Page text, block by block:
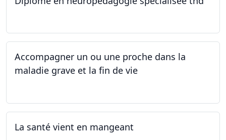
Accompagner un ou une proche dans la
maladie grave et la fin de vie
La santé vient en mangeant